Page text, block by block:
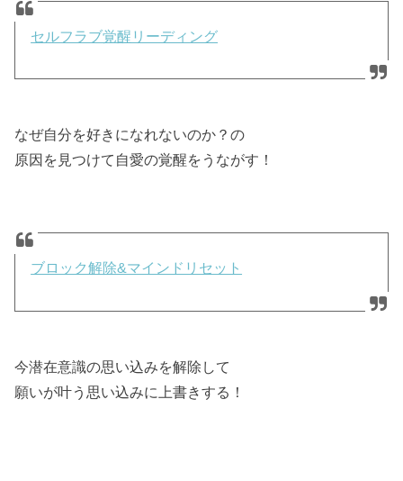
セルフラブ覚醒リーディング
なぜ自分を好きになれないのか？の
原因を見つけて自愛の覚醒をうながす！
ブロック解除&マインドリセット
今潜在意識の思い込みを解除して
願いが叶う思い込みに上書きする！